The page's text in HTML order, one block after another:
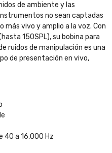
de ambiente y las
no sean captadas
más vivo y amplio a la voz. Con
150SPL), su bobina para
ruidos de manipulación es una
de presentación en vivo,
40 a 16,000 Hz